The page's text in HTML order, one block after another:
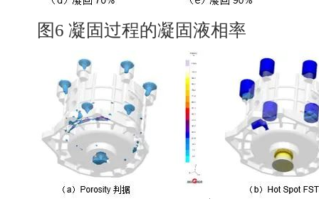
图6 凝固过程的凝固液相率